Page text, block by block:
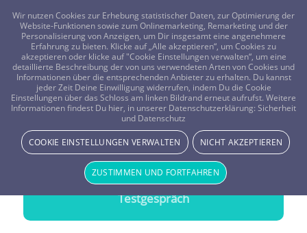
FRAGEN? KOSTENLOS ANRUFEN: 0800-8478266
Mentaltraining
Treffsichere Beratung durchMentaltraining
20 Minuten gratis Testen
Wähle einen Berater und starte Dein
Testgespräch
Wir nutzen Cookies zur Erhebung statistischer Daten, zur Optimierung der
Website-Funktionen sowie zum Onlinemarketing, Remarketing und der
Personalisierung von Anzeigen, um Dir insgesamt eine angenehmere
Erfahrung zu bieten. Klicke auf „Alle akzeptieren“, um Cookies zu
akzeptieren oder klicke auf "Cookie Einstellungen verwalten“, um eine
detaillierte Beschreibung der von uns verwendeten Arten von Cookies und
Informationen über die entsprechenden Anbieter zu erhalten. Du kannst
jeder Zeit Deine Einwilligung widerrufen, indem Du die Cookie
Einstellungen über das Schloss am linken Bildrand erneut aufrufst. Weitere
Informationen findest Du hier, in unserer Datenschutzerklärung: Sicherheit
und Datenschutz
COOKIE EINSTELLUNGEN VERWALTEN NICHT AKZEPTIEREN
ZUSTIMMEN UND FORTFAHREN